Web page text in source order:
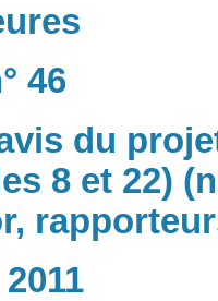
46
du
8 et 22)